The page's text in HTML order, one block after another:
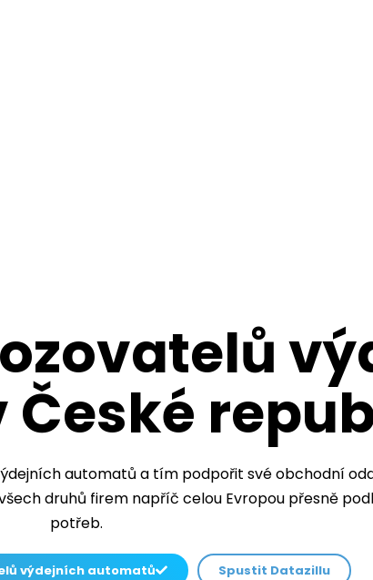
automatů a tím podpořit své obchodní
druhů firem napříč celou Evropou přesně
potřeb.
výdejních automatů Spustit Datazillu